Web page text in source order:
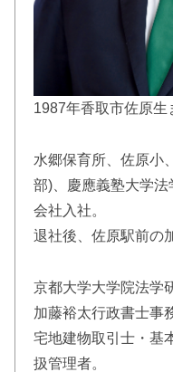
1987年香取市佐原生
水郷保育所、佐原小
部)、慶應義塾大学
会社入社。
退社後、佐原駅前の
京都大学大学院法学
加藤裕太行政書士事
宅地建物取引士・基
扱管理者。